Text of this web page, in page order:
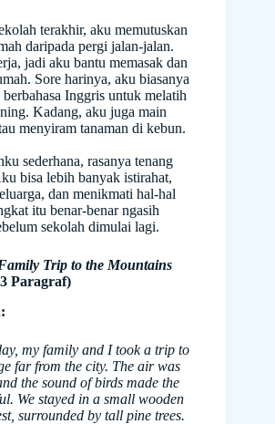
terakhir, aku memutuskan
daripada pergi jalan-jalan.
jadi aku bantu memasak dan
Sore harinya, aku biasanya
Inggris untuk melatih
Kadang, aku juga main
menyiram tanaman di kebun.
sederhana, rasanya tenang
bisa lebih banyak istirahat,
dan menikmati hal-hal
itu benar-benar ngasih
sekolah dimulai lagi.
Trip to the Mountains
Paragraf)
my family and I took a trip to
far from the city. The air was
the sound of birds made the
We stayed in a small wooden
surrounded by tall pine trees.